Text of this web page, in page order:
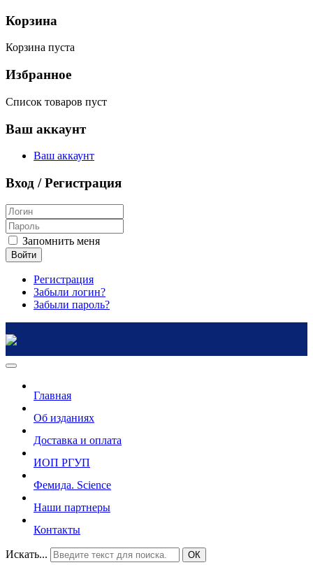
Корзина
Корзина пуста
Избранное
Список товаров пуст
Ваш аккаунт
Ваш аккаунт
Вход / Регистрация
Запомнить меня
Войти
Регистрация
Забыли логин?
Забыли пароль?
Главная
Об изданиях
Доставка и оплата
ИОП РГУП
Фемида. Science
Наши партнеры
Контакты
Искать... ОК